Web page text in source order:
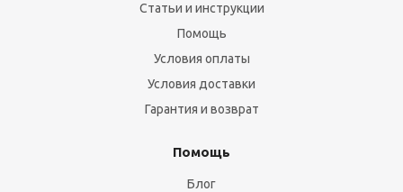
Статьи и инструкции
Помощь
Условия оплаты
Условия доставки
Гарантия и возврат
Помощь
Блог